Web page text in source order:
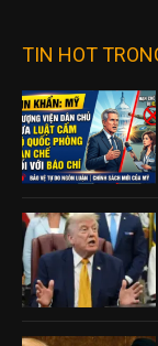
TIN HOT